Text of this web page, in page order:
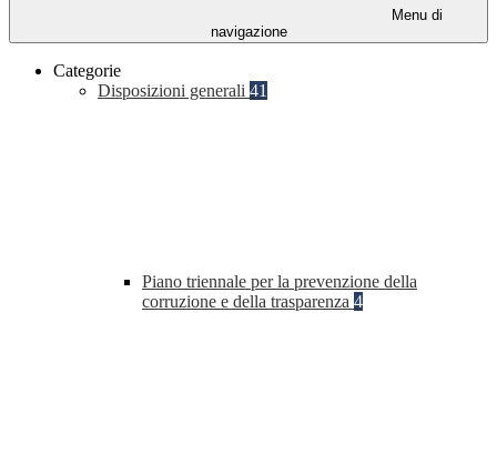
Menu di
navigazione
Categorie
Disposizioni generali 41
Piano triennale per la prevenzione della
corruzione e della trasparenza 4